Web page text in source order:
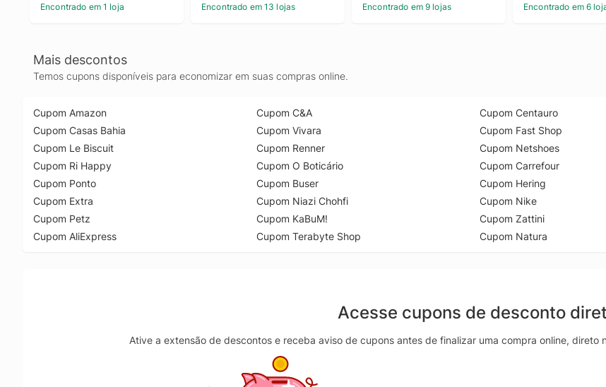
Encontrado em 1 loja Encontrado em 13 lojas Encontrado em 9 lojas Encontrado em 6
Mais descontos
Temos cupons disponíveis para economizar em suas compras online.
Cupom Amazon
Cupom Casas Bahia
Cupom Le Biscuit
Cupom Ri Happy
Cupom Ponto
Cupom Extra
Cupom Petz
Cupom AliExpress
Cupom C&A
Cupom Vivara
Cupom Renner
Cupom O Boticário
Cupom Buser
Cupom Niazi Chohfi
Cupom KaBuM!
Cupom Terabyte Shop
Cupom Centauro
Cupom Fast Shop
Cupom Netshoes
Cupom Carrefour
Cupom Hering
Cupom Nike
Cupom Zattini
Cupom Natura
Acesse cupons de desconto
Ative a extensão de descontos e receba aviso de cupons antes de finalizar uma compra online, direto